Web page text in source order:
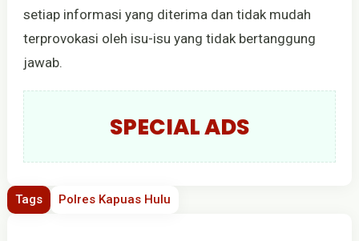
setiap informasi yang diterima dan tidak mudah
terprovokasi oleh isu-isu yang tidak bertanggung
jawab.
SPECIAL ADS
Tags Polres Kapuas Hulu